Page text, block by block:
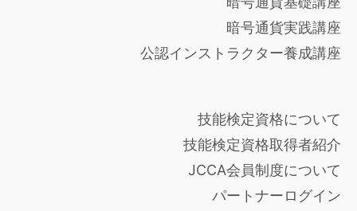
暗号通貨実践講座
公認インストラクター養成講座
技能検定資格について
技能検定資格取得者紹介
JCCA会員制度について
パートナーログイン